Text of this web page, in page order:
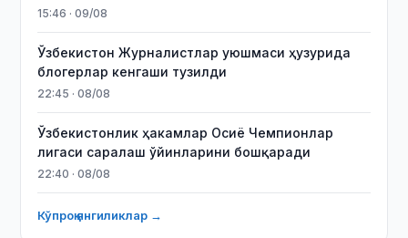
15:46 · 09/08
Ўзбекистон Журналистлар уюшмаси ҳузурида
блогерлар кенгаши тузилди
22:45 · 08/08
Ўзбекистонлик ҳакамлар Осиё Чемпионлар
лигаси саралаш ўйинларини бошқаради
22:40 · 08/08
Кўпроқ янгиликлар →